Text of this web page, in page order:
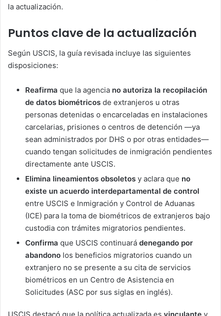
la actualización.
Puntos clave de la actualización
Según USCIS, la guía revisada incluye las siguientes
disposiciones:
Reafirma que la agencia no autoriza la recopilación
de datos biométricos de extranjeros u otras
personas detenidas o encarceladas en instalaciones
carcelarias, prisiones o centros de detención —ya
sean administrados por DHS o por otras entidades—
cuando tengan solicitudes de inmigración pendientes
directamente ante USCIS.
Elimina lineamientos obsoletos y aclara que no
existe un acuerdo interdepartamental de control
entre USCIS e Inmigración y Control de Aduanas
(ICE) para la toma de biométricos de extranjeros bajo
custodia con trámites migratorios pendientes.
Confirma que USCIS continuará denegando por
abandono los beneficios migratorios cuando un
extranjero no se presente a su cita de servicios
biométricos en un Centro de Asistencia en
Solicitudes (ASC por sus siglas en inglés).